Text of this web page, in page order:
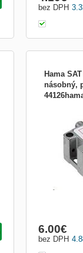
bez DPH
Hama
násobný,
bez DPH
6.00€